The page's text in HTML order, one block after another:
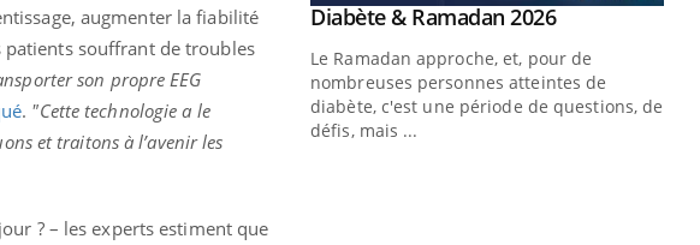
augmenter la fiabilité
patients souffrant de troubles
son propre EEG
. "Cette technologie a le
et traitons à l’avenir les
? – les experts estiment que
Chronique des Mains : se
pour l’été !Youtube
et avec lui, un tout nouveau
de vie ! Vacances, plage, piscine,
activités en plein air… Nos mains
Youtube
Diabète & Ramadan 2026Youtube
Le Ramadan approche, et, pour de
nombreuses personnes atteintes de
diabète, c'est une période de questions, de
défis, mais ...